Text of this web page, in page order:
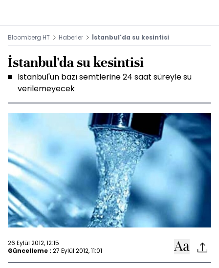
Bloomberg HT Haberler İstanbul'da su kesintisi
İstanbul'da su kesintisi
İstanbul'un bazı semtlerine 24 saat süreyle su
verilemeyecek
26 Eylül 2012, 12:15
Güncelleme : 27 Eylül 2012, 11:01